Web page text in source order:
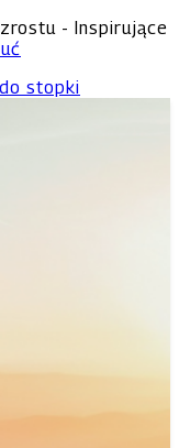
- Inspirujące
stopki